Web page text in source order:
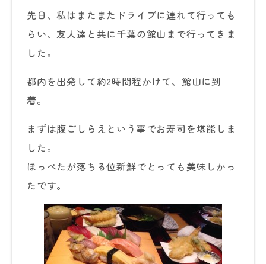
先日、私はまたまたドライブに連れて行っても
らい、友人達と共に千葉の館山まで行ってきま
した。
都内を出発して約2時間程かけて、館山に到
着。
まずは腹ごしらえという事でお寿司を堪能しま
した。
ほっぺたが落ちる位新鮮でとっても美味しかっ
たです。